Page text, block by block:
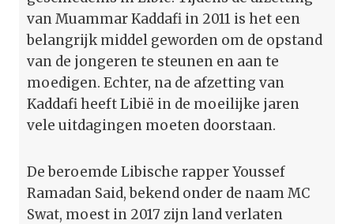
van Muammar Kaddafi in 2011 is het een
belangrijk middel geworden om de opstand
van de jongeren te steunen en aan te
moedigen. Echter, na de afzetting van
Kaddafi heeft Libië in de moeilijke jaren
vele uitdagingen moeten doorstaan.
De beroemde Libische rapper Youssef
Ramadan Said, bekend onder de naam MC
Swat, moest in 2017 zijn land verlaten